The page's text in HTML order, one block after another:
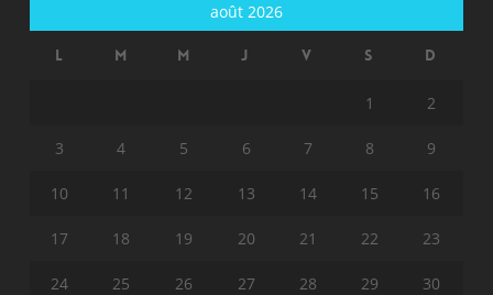
août 2026
L M M J V S D
1 2
3 4 5 6 7 8 9
10 11 12 13 14 15 16
17 18 19 20 21 22 23
24 25 26 27 28 29 30